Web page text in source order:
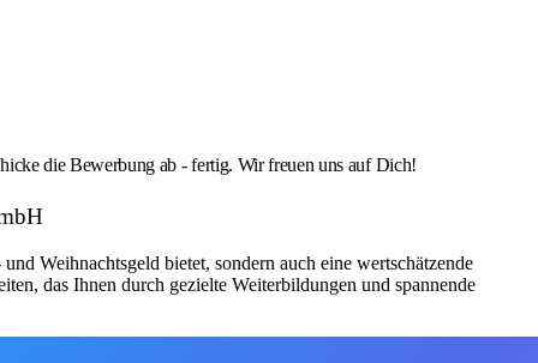
die Bewerbung ab - fertig. Wir freuen uns auf Dich!
Weihnachtsgeld bietet, sondern auch eine wertschätzende
das Ihnen durch gezielte Weiterbildungen und spannende